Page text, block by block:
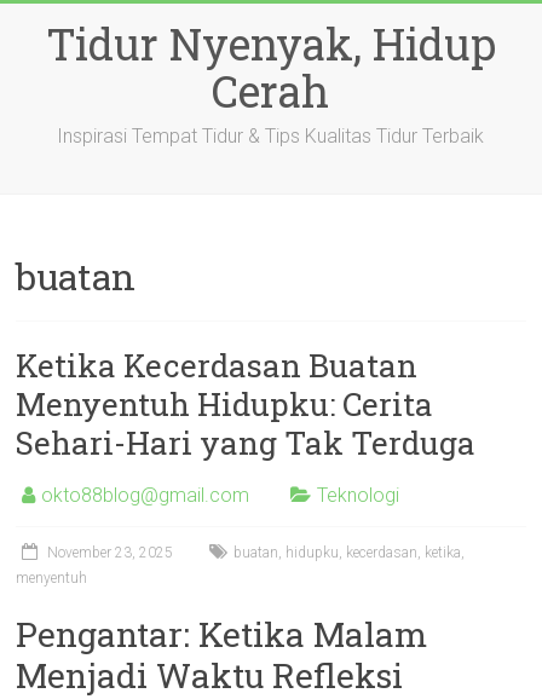
contentTidur Nyenyak, Hidup
Cerah
Inspirasi Tempat Tidur & Tips Kualitas Tidur Terbaik
buatan
Ketika Kecerdasan Buatan
Menyentuh Hidupku: Cerita
Sehari-Hari yang Tak Terduga
okto88blog@gmail.com Teknologi
November 23, 2025 buatan, hidupku, kecerdasan, ketika,
menyentuh
Pengantar: Ketika Malam
Menjadi Waktu Refleksi